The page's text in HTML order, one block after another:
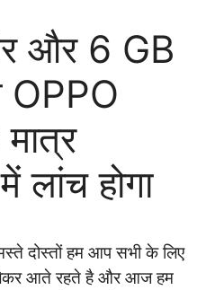
और 6 GB
OPPO
होगा
दोस्तों हम आप सभी के लिए
लेकर आते रहते है और आज हम